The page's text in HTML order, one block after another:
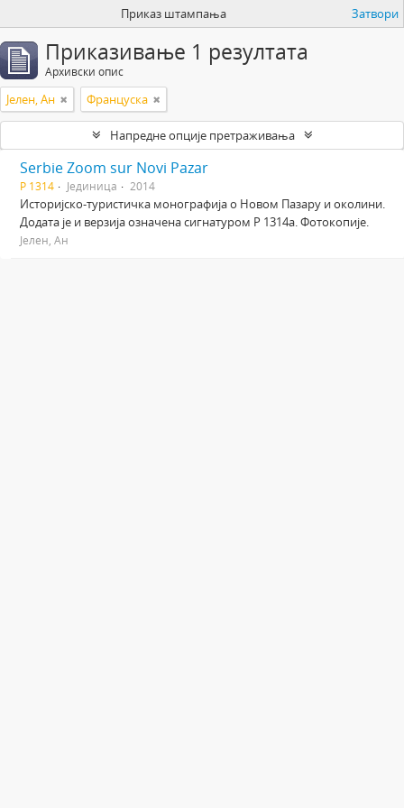
Приказ штампања Затвори
Приказивање 1 резултата
Архивски опис
Јелен, Ан Француска
Напредне опције претраживања
Serbie Zoom sur Novi Pazar
Р 1314 Јединица 2014
Историјско-туристичка монографија о Новом Пазару и околини.
Додата је и верзија означена сигнатуром Р 1314а. Фотокопије.
Јелен, Ан